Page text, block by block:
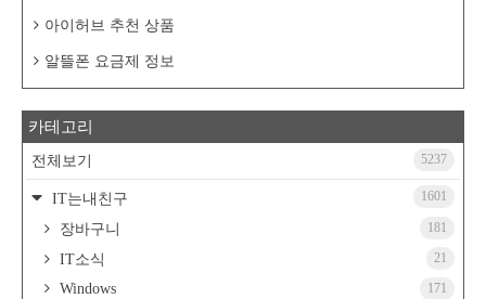
아이허브 추천 상품
알뜰폰 요금제 정보
카테고리
전체보기 5237
IT는내친구 1601
장바구니 181
IT소식 21
Windows 171